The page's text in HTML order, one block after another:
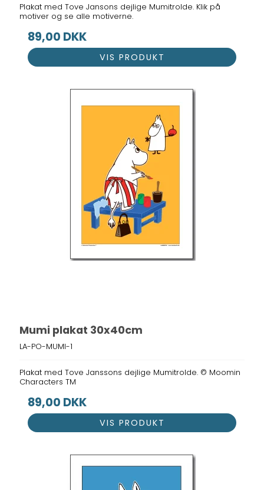
Plakat med Tove Jansons dejlige Mumitrolde. Klik på
motiver og se alle motiverne.
89,00 DKK
VIS PRODUKT
Mumi plakat 30x40cm
LA-PO-MUMI-1
Plakat med Tove Janssons dejlige Mumitrolde. © Moomin
Characters TM
89,00 DKK
VIS PRODUKT